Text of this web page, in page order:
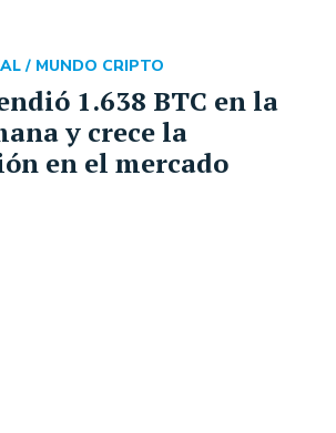
1.638 BTC en la
y crece la
en el mercado
/ MUNDO CRIPTO